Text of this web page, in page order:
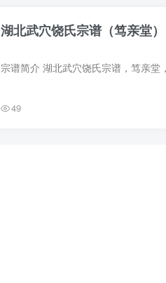
湖北武穴饶氏宗谱（笃亲堂）
49